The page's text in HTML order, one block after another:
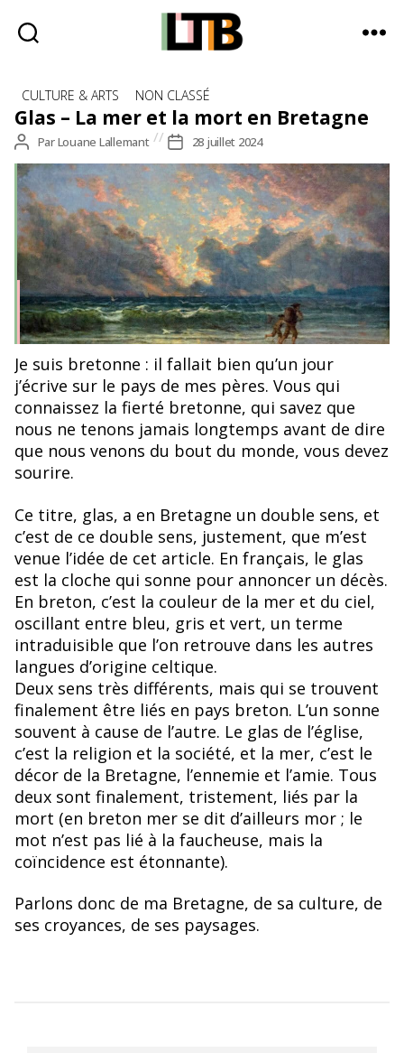
Tote
Bag
-
Média
d'information
quotidienne
Catégories
CULTURE & ARTS NON CLASSÉ
Glas – La mer et la mort en Bretagne
Auteur
de
l’article
ParLouane Lallemant
Date
de
l’article
28 juillet 2024
Yan' Dargent, Le soir aux grèves de Roscoff, 1865-70
Je suis bretonne : il fallait bien qu’un jour
j’écrive sur le pays de mes pères. Vous qui
connaissez la fierté bretonne, qui savez que
nous ne tenons jamais longtemps avant de dire
que nous venons du bout du monde, vous devez
sourire.
Ce titre, glas, a en Bretagne un double sens, et
c’est de ce double sens, justement, que m’est
venue l’idée de cet article. En français, le glas
est la cloche qui sonne pour annoncer un décès.
En breton, c’est la couleur de la mer et du ciel,
oscillant entre bleu, gris et vert, un terme
intraduisible que l’on retrouve dans les autres
langues d’origine celtique.
Deux sens très différents, mais qui se trouvent
finalement être liés en pays breton. L’un sonne
souvent à cause de l’autre. Le glas de l’église,
c’est la religion et la société, et la mer, c’est le
décor de la Bretagne, l’ennemie et l’amie. Tous
deux sont finalement, tristement, liés par la
mort (en breton mer se dit d’ailleurs mor ; le
mot n’est pas lié à la faucheuse, mais la
coïncidence est étonnante).
Parlons donc de ma Bretagne, de sa culture, de
ses croyances, de ses paysages.